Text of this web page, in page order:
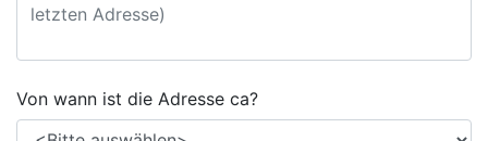
Von wann ist die Adresse ca?